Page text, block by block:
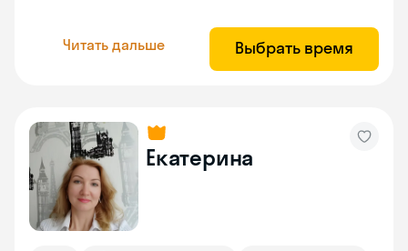
Читать дальше Выбрать время
Екатерина